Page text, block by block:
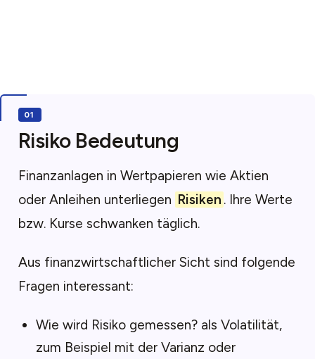
Risiko Bedeutung
Finanzanlagen in Wertpapieren wie Aktien
oder Anleihen unterliegen Risiken . Ihre Werte
bzw. Kurse schwanken täglich.
Aus finanzwirtschaftlicher Sicht sind folgende
Fragen interessant:
Wie wird Risiko gemessen? als Volatilität,
zum Beispiel mit der Varianz oder